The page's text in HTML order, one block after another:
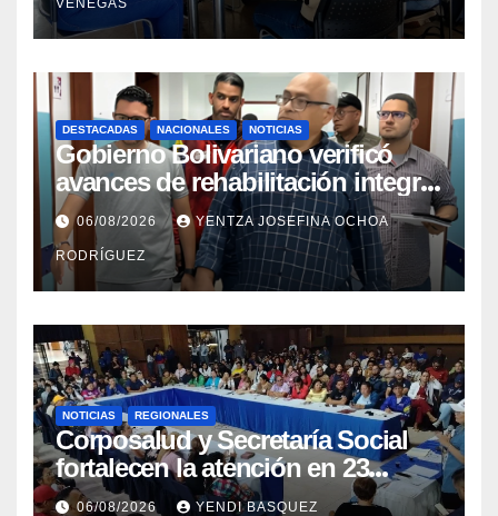
VENEGAS
DESTACADAS NACIONALES NOTICIAS
Gobierno Bolivariano verificó
avances de rehabilitación integral
en el Hospital Dr. José María
Vargas
06/08/2026 YENTZA JOSEFINA OCHOA
RODRÍGUEZ
NOTICIAS REGIONALES
Corposalud y Secretaría Social
fortalecen la atención en 23
municipios
06/08/2026 YENDI BASQUEZ